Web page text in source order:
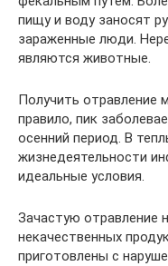
пищу и воду заносят
зараженные люди.
являются животные.
Получить отравление
правило, пик
осенний период. В
жизнедеятельности
идеальные условия.
Зачастую отравление
некачественных
приготовлены с